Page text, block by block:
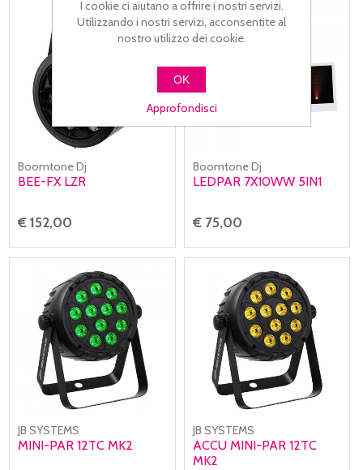
Boomtone Dj
BEE-FX LZR
€ 152,00
Boomtone Dj
LEDPAR 7X10WW 5IN1
€ 75,00
JB SYSTEMS
MINI-PAR 12TC MK2
JB SYSTEMS
ACCU MINI-PAR 12TC
MK2
I cookie ci aiutano a offrire i nostri servizi.
Utilizzando i nostri servizi, acconsentite al
nostro utilizzo dei cookie.
OK
Approfondisci